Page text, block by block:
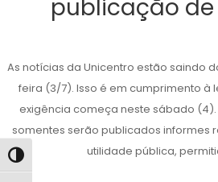
Alternar alto contraste
publicação
As notícias da Unicentro estão saindo
feira (3/7). Isso é em cumprimento à
exigência começa neste sábado
somentes serão publicados informes
utilidade pública,